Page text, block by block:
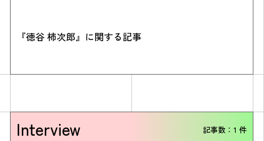
CO₂削減効果を測る
『徳谷 柿次郎』に関する記事
Interview 記事数：1 件